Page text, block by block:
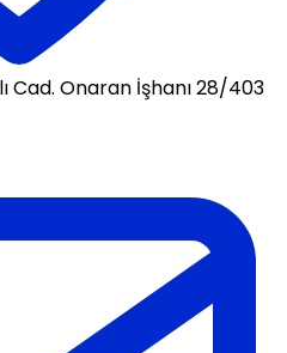
Cad. Onaran İşhanı 28/403